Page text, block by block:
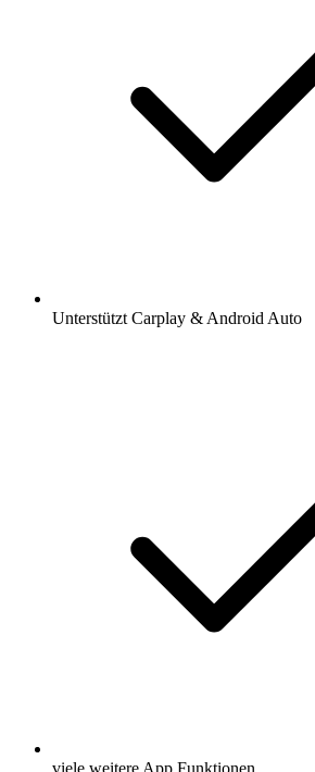
Unterstützt Carplay & Android Auto